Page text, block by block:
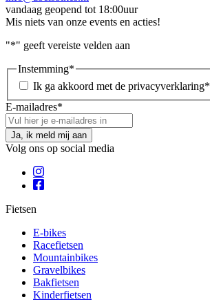
vandaag geopend tot 18:00uur
Mis niets van onze events en acties!
"*" geeft vereiste velden aan
Instemming*
Ik ga akkoord met de privacyverklaring*
E-mailadres*
Volg ons op social media
Fietsen
E-bikes
Racefietsen
Mountainbikes
Gravelbikes
Bakfietsen
Kinderfietsen